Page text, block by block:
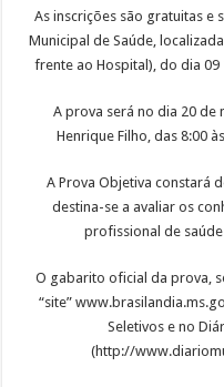
As inscrições são gratuitas e
Municipal de Saúde,
frente ao Hospital), do dia 09
A prova será no dia 20 de
Henrique Filho, das 8:00
A Prova Objetiva constará
destina-se a avaliar os
profissional de
O gabarito oficial da prova,
“site”
Seletivos e no
(http://